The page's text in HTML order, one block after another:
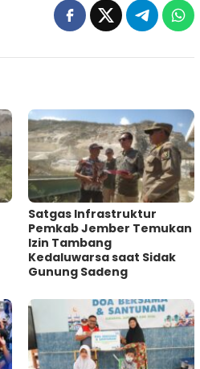
Satgas Infrastruktur
Pemkab Jember Temukan
Izin Tambang
Kedaluwarsa saat Sidak
Gunung Sadeng